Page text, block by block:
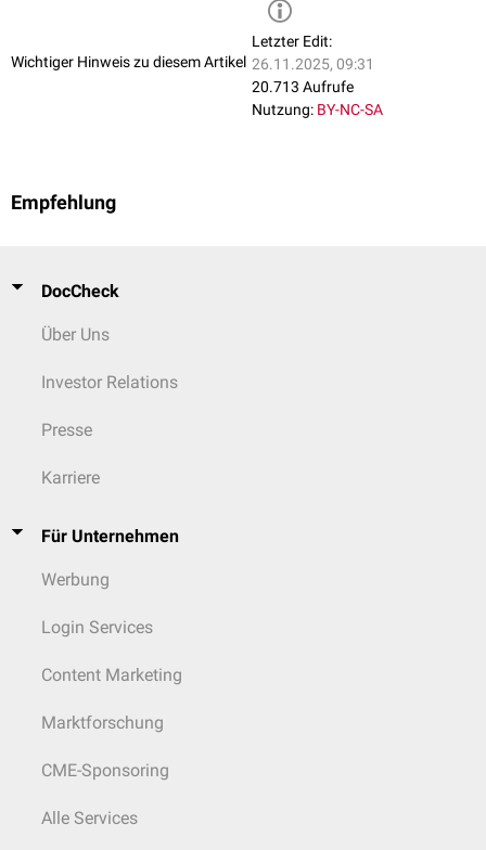
Wichtiger Hinweis zu diesem Artikel
Letzter Edit:
26.11.2025, 09:31
20.713 Aufrufe
Nutzung: BY-NC-SA
Empfehlung
DocCheck
Über Uns
Investor Relations
Presse
Karriere
Für Unternehmen
Werbung
Login Services
Content Marketing
Marktforschung
CME-Sponsoring
Alle Services